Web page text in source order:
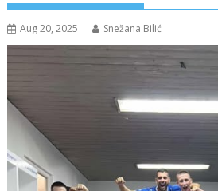
Aug 20, 2025 Snežana Bilić